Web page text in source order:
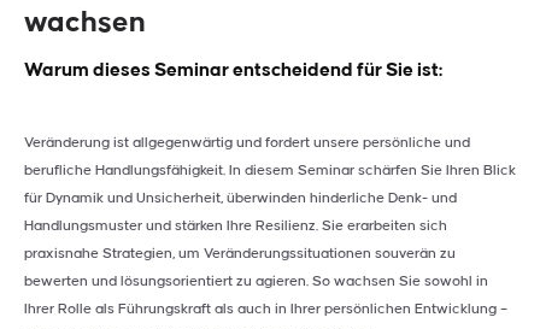
wachsen
Warum dieses Seminar entscheidend für Sie ist:
Veränderung ist allgegenwärtig und fordert unsere persönliche und
berufliche Handlungsfähigkeit. In diesem Seminar schärfen Sie Ihren Blick
für Dynamik und Unsicherheit, überwinden hinderliche Denk- und
Handlungsmuster und stärken Ihre Resilienz. Sie erarbeiten sich
praxisnahe Strategien, um Veränderungssituationen souverän zu
bewerten und lösungsorientiert zu agieren. So wachsen Sie sowohl in
Ihrer Rolle als Führungskraft als auch in Ihrer persönlichen Entwicklung –